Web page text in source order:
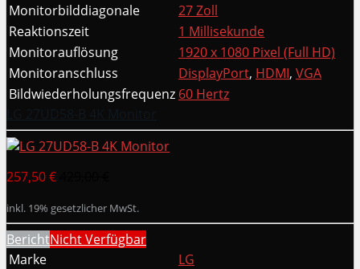
Monitorbilddiagonale
27 Zoll
Reaktionszeit
1 Millisekunde
Monitorauflösung
1920 x 1080 Pixel (Full HD)
Monitoranschluss
DisplayPort, HDMI, VGA
Bildwiederholungsfrequenz 60 Hertz
257,50 €
inkl. 19% gesetzlicher MwSt.
BerichtNicht Verfügbar
Marke
LG